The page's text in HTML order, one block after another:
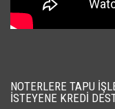
NOTERLERE TAPU
İSTEYENE KREDI